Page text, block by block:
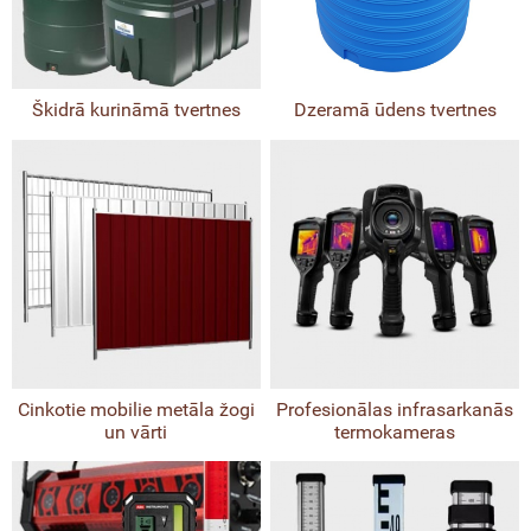
Škidrā kurināmā tvertnes Dzeramā ūdens tvertnes
Cinkotie mobilie metāla žogi
un vārti
Profesionālas infrasarkanās
termokameras
konteineri, urnas
krāsas
ceļa, pāreju un laukumu sistēmu
slāpētāji, kabeļu aizsargi, atdures
braila plāksnes
barjeras, vadstatņi, pēdas un